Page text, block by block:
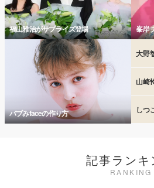
福山雅治がサプライズ登場 峯岸
バブみfaceの作り方
大野
山崎
しつ
記事ランキ
RANKING